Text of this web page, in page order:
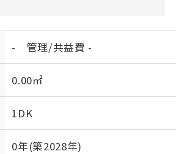
- 管理/共益費 -
0.00㎡
1DK
0年(築2028年)